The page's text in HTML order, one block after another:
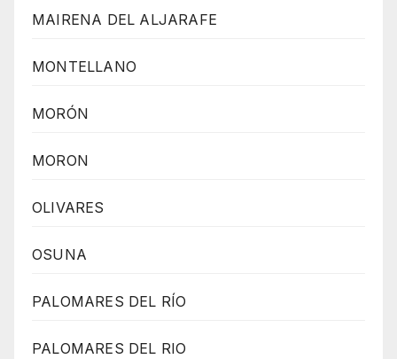
MAIRENA DEL ALJARAFE
MONTELLANO
MORÓN
MORON
OLIVARES
OSUNA
PALOMARES DEL RÍO
PALOMARES DEL RIO